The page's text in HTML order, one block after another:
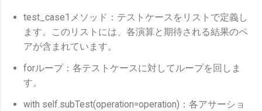
test_case1メソッド：テストケースをリストで定義し
ます。このリストには、各演算と期待される結果のペ
アが含まれています。
forループ：各テストケースに対してループを回しま
す。
with self.subTest(operation=operation)：各アサーショ